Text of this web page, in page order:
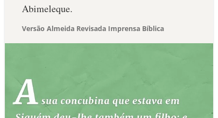
Abimeleque.
Versão Almeida Revisada Imprensa Bíblica